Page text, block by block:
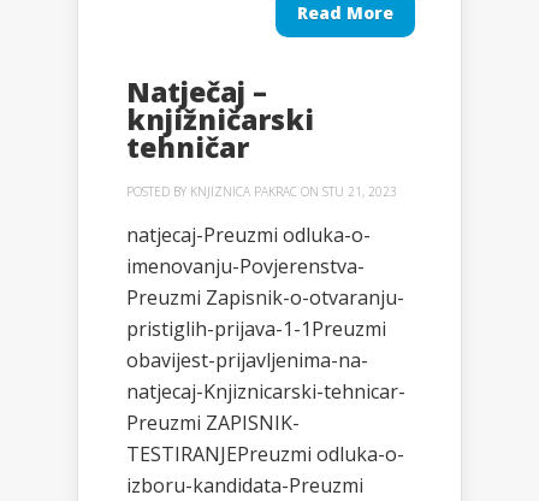
Read More
Natječaj –
knjižničarski
tehničar
POSTED BY KNJIZNICA PAKRAC ON STU 21, 2023
natjecaj-Preuzmi odluka-o-
imenovanju-Povjerenstva-
Preuzmi Zapisnik-o-otvaranju-
pristiglih-prijava-1-1Preuzmi
obavijest-prijavljenima-na-
natjecaj-Knjiznicarski-tehnicar-
Preuzmi ZAPISNIK-
TESTIRANJEPreuzmi odluka-o-
izboru-kandidata-Preuzmi